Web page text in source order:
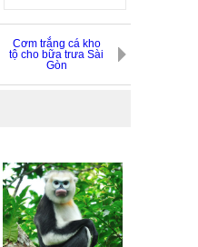
Cơm trắng cá kho
tộ cho bữa trưa Sài
Gòn